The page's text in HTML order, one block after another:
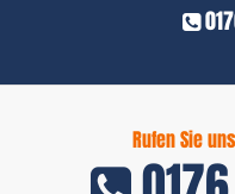
Rufen Sie